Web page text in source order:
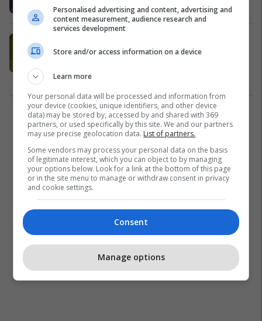
Kosovë 24/10/2023
Serbe thotë se është gati të marrë
Kosovë
1
Personalised advertising and content, advertising and
content measurement, audience research and
services development
Store and/or access information on a device
Learn more
Your personal data will be processed and information from
your device (cookies, unique identifiers, and other device
data) may be stored by, accessed by and shared with 369
partners, or used specifically by this site. We and our partners
may use precise geolocation data. List of partners.
Some vendors may process your personal data on the basis
of legitimate interest, which you can object to by managing
your options below. Look for a link at the bottom of this page
or in the site menu to manage or withdraw consent in privacy
and cookie settings.
Consent
Manage options